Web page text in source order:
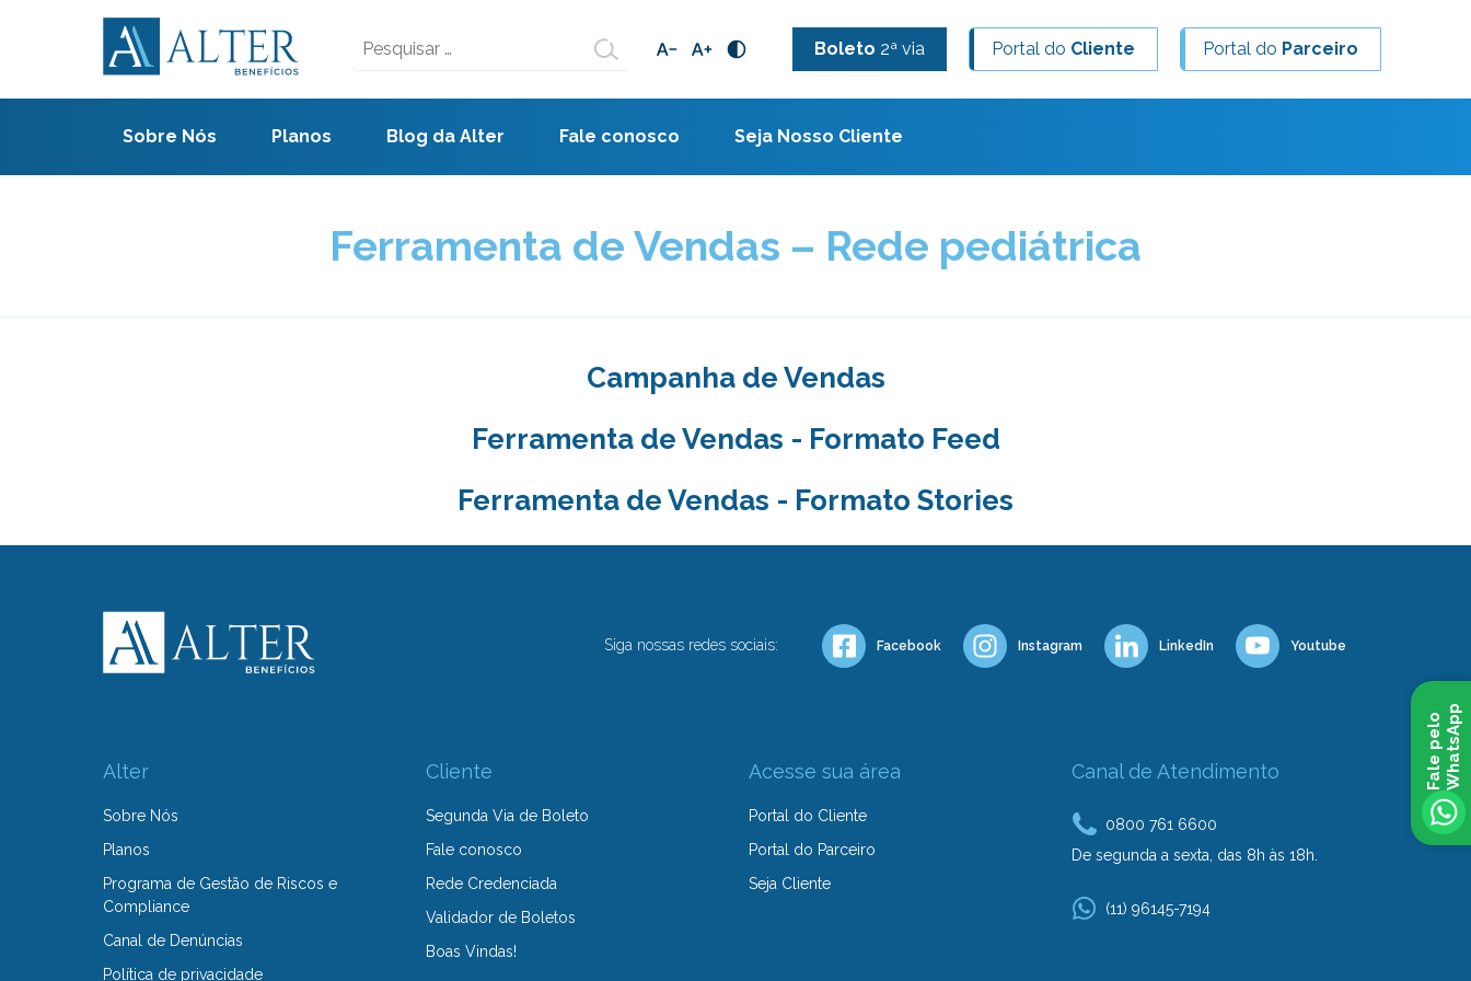
Pesquisar
Boleto 2ª via Portal do Cliente Portal do Parceiro
Sobre Nós Planos Blog da Alter Fale conosco Seja Nosso Cliente
Ferramenta de Vendas – Rede pediátrica
Campanha de Vendas
Ferramenta de Vendas - Formato Feed
Ferramenta de Vendas - Formato Stories
Siga nossas redes sociais: Facebook Instagram LinkedIn Youtube
Alter
Sobre Nós
Planos
Programa de Gestão de Riscos e
Compliance
Canal de Denúncias
Política de privacidade
Cliente
Segunda Via de Boleto
Fale conosco
Rede Credenciada
Validador de Boletos
Boas Vindas!
Acesse sua área
Portal do Cliente
Portal do Parceiro
Seja Cliente
Canal de Atendimento
0800 761 6600
De segunda a sexta, das 8h às 18h.
(11) 96145-7194
F
a
l
e
p
e
l
o
W
h
a
t
s
A
pp